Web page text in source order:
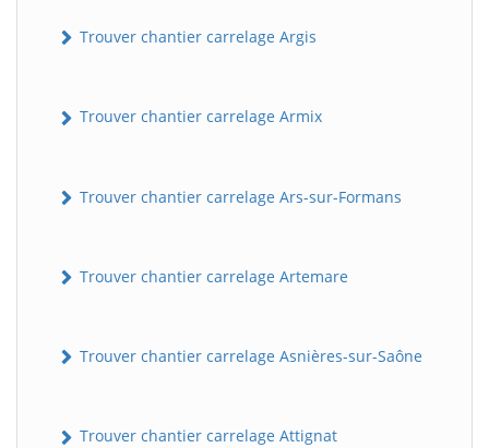
Trouver chantier carrelage Argis
Trouver chantier carrelage Armix
Trouver chantier carrelage Ars-sur-Formans
Trouver chantier carrelage Artemare
Trouver chantier carrelage Asnières-sur-Saône
Trouver chantier carrelage Attignat